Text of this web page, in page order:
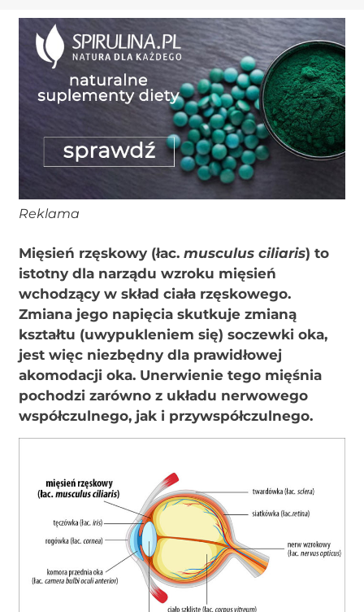
Reklama
Mięsień rzęskowy (łac.musculus ciliaris) to
istotny dla narządu wzroku mięsień
wchodzący w skład ciała rzęskowego.
Zmiana jego napięcia skutkuje zmianą
kształtu (uwypukleniem się) soczewki oka,
jest więc niezbędny dla prawidłowej
akomodacji oka. Unerwienie tego mięśnia
pochodzi zarówno z układu nerwowego
współczulnego, jak i przywspółczulnego.